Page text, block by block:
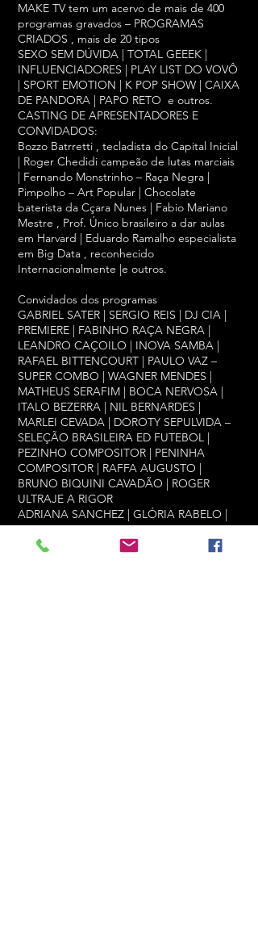
MAKE TV tem um acervo de mais de 400
programas gravados – PROGRAMAS
CRIADOS , mais de 20 tipos
SEXO SEM DÚVIDA | TOTAL GEEEK |
INFLUENCIADORES | PLAY LIST DO VOVÔ
| SPORT EMOTION | K POP SHOW | CAIXA
DE PANDORA | PAPO RETO e outros.
CASTING DE APRESENTADORES E
CONVIDADOS:
Bozzo Batrretti , tecladista do Capital Inicial
| Roger Chedidi campeão de lutas marciais
| Fernando Monstrinho – Raça Negra |
Pimpolho – Art Popular | Chocolate
baterista da Cçara Nunes | Fabio Mariano
Mestre , Prof. Único brasileiro a dar aulas
em Harvard | Eduardo Ramalho especialista
em Big Data , reconhecido
Internacionalmente |e outros.
Convidados dos programas
GABRIEL SATER | SERGIO REIS | DJ CIA |
PREMIERE | FABINHO RAÇA NEGRA |
LEANDRO CAÇOILO | INOVA SAMBA |
RAFAEL BITTENCOURT | PAULO VAZ –
SUPER COMBO | WAGNER MENDES |
MATHEUS SERAFIM | BOCA NERVOSA |
ITALO BEZERRA | NIL BERNARDES |
MARLEI CEVADA | DOROTY SEPULVIDA –
SELEÇÃO BRASILEIRA ED FUTEBOL |
PEZINHO COMPOSITOR | PENINHA
COMPOSITOR | RAFFA AUGUSTO |
BRUNO BIQUINI CAVADÃO | ROGER
ULTRAJE A RIGOR
ADRIANA SANCHEZ | GLÓRIA RABELO |
MARCELLUS FERREIRA PINTO
ADVOGADO DE BRUMADINHO| SAN DA